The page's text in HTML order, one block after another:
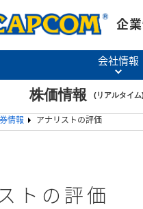
企
会社情報
情報 アナリストの評価
トの評価